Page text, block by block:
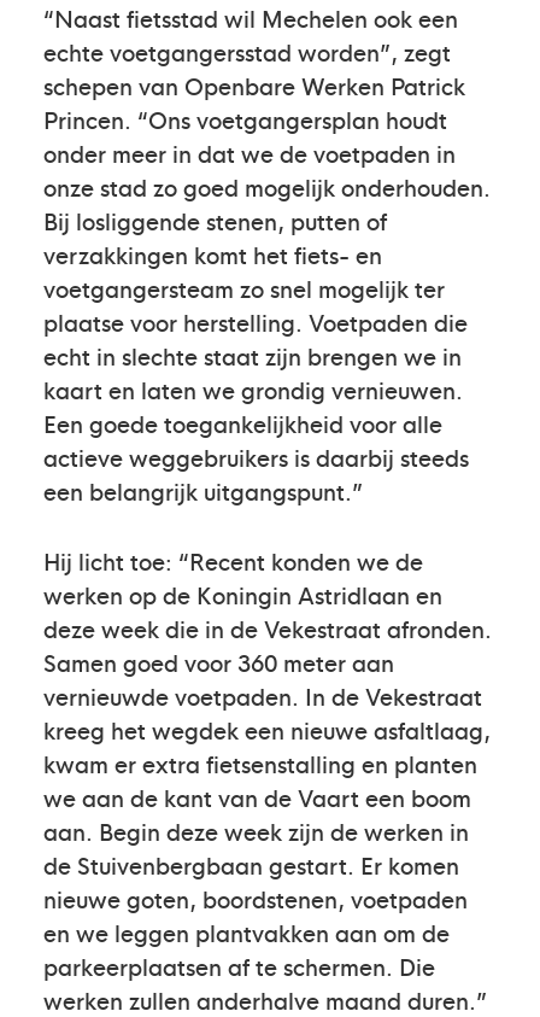
“Naast fietsstad wil Mechelen ook een
echte voetgangersstad worden”, zegt
schepen van Openbare Werken Patrick
Princen. “Ons voetgangersplan houdt
onder meer in dat we de voetpaden in
onze stad zo goed mogelijk onderhouden.
Bij losliggende stenen, putten of
verzakkingen komt het fiets- en
voetgangersteam zo snel mogelijk ter
plaatse voor herstelling. Voetpaden die
echt in slechte staat zijn brengen we in
kaart en laten we grondig vernieuwen.
Een goede toegankelijkheid voor alle
actieve weggebruikers is daarbij steeds
een belangrijk uitgangspunt.”
Hij licht toe: “Recent konden we de
werken op de Koningin Astridlaan en
deze week die in de Vekestraat afronden.
Samen goed voor 360 meter aan
vernieuwde voetpaden. In de Vekestraat
kreeg het wegdek een nieuwe asfaltlaag,
kwam er extra fietsenstalling en planten
we aan de kant van de Vaart een boom
aan. Begin deze week zijn de werken in
de Stuivenbergbaan gestart. Er komen
nieuwe goten, boordstenen, voetpaden
en we leggen plantvakken aan om de
parkeerplaatsen af te schermen. Die
werken zullen anderhalve maand duren.”